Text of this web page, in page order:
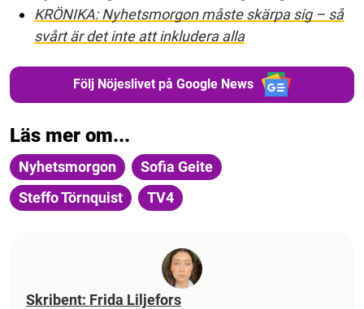
KRÖNIKA: Nyhetsmorgon måste skärpa sig – så
svårt är det inte att inkludera alla
Följ Nöjeslivet på Google News
Läs mer om...
Nyhetsmorgon
Sofia Geite
Steffo Törnquist
TV4
Skribent: Frida Liljefors